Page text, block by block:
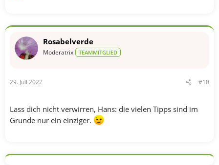
Rosabelverde
Moderatrix TEAMMITGLIED
29. Juli 2022 #10
Lass dich nicht verwirren, Hans: die vielen Tipps sind im
Grunde nur ein einziger.